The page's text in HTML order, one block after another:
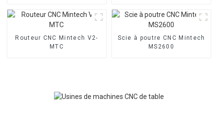
Routeur CNC Mintech V2-
MTC
Scie à poutre CNC Mintech
MS2600